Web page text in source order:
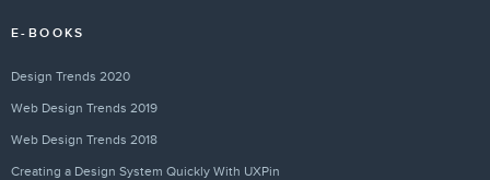
E-BOOKS
Design Trends 2020
Web Design Trends 2019
Web Design Trends 2018
Creating a Design System Quickly With UXPin